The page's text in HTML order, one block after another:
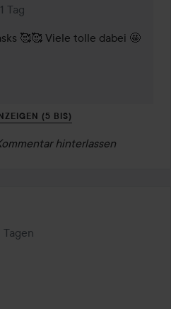
Lyko Creator.
1 Tag
Kommentaren lades 1 Tag
🥰🥰 Viele tolle dabei 🤩
(5 BIS)
hinterlassen
Lyko Creator.
Tagen
Beitrag wurde 3 Tagen erstellt